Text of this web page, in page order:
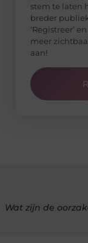
stem te laten
breder
‘Registreer’
meer
aan!
Wat zijn de